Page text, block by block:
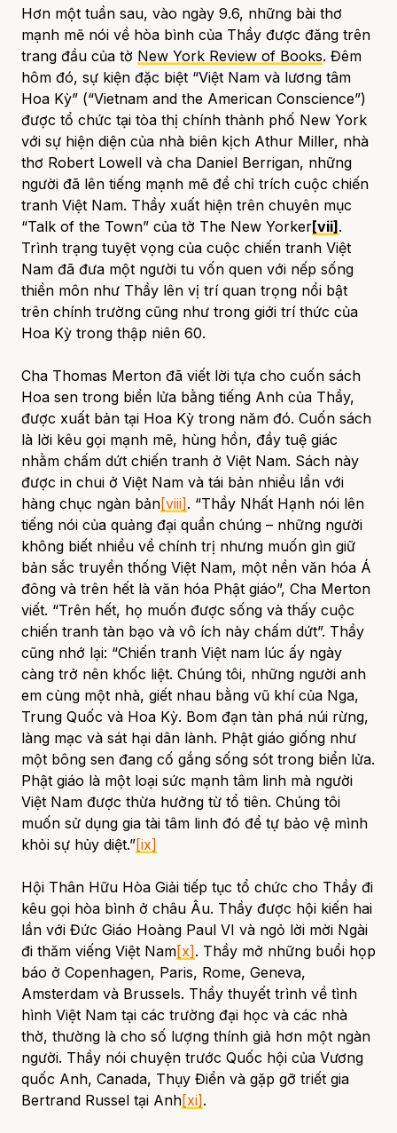
Hơn một tuần sau, vào ngày 9.6, những bài thơ
mạnh mẽ nói về hòa bình của Thầy được đăng trên
trang đầu của tờ New York Review of Books. Đêm
hôm đó, sự kiện đặc biệt “Việt Nam và lương tâm
Hoa Kỳ” (“Vietnam and the American Conscience”)
được tổ chức tại tòa thị chính thành phố New York
với sự hiện diện của nhà biên kịch Athur Miller, nhà
thơ Robert Lowell và cha Daniel Berrigan, những
người đã lên tiếng mạnh mẽ để chỉ trích cuộc chiến
tranh Việt Nam. Thầy xuất hiện trên chuyên mục
“Talk of the Town” của tờ The New Yorker[vii].
Trình trạng tuyệt vọng của cuộc chiến tranh Việt
Nam đã đưa một người tu vốn quen với nếp sống
thiền môn như Thầy lên vị trí quan trọng nổi bật
trên chính trường cũng như trong giới trí thức của
Hoa Kỳ trong thập niên 60.
Cha Thomas Merton đã viết lời tựa cho cuốn sách
Hoa sen trong biển lửa bằng tiếng Anh của Thầy,
được xuất bản tại Hoa Kỳ trong năm đó. Cuốn sách
là lời kêu gọi mạnh mẽ, hùng hồn, đầy tuệ giác
nhằm chấm dứt chiến tranh ở Việt Nam. Sách này
được in chui ở Việt Nam và tái bản nhiều lần với
hàng chục ngàn bản[viii] . “Thầy Nhất Hạnh nói lên
tiếng nói của quảng đại quần chúng – những người
không biết nhiều về chính trị nhưng muốn gìn giữ
bản sắc truyền thống Việt Nam, một nền văn hóa Á
đông và trên hết là văn hóa Phật giáo”, Cha Merton
viết. “Trên hết, họ muốn được sống và thấy cuộc
chiến tranh tàn bạo và vô ích này chấm dứt”. Thầy
cũng nhớ lại: “Chiến tranh Việt nam lúc ấy ngày
càng trở nên khốc liệt. Chúng tôi, những người anh
em cùng một nhà, giết nhau bằng vũ khí của Nga,
Trung Quốc và Hoa Kỳ. Bom đạn tàn phá núi rừng,
làng mạc và sát hại dân lành. Phật giáo giống như
một bông sen đang cố gắng sống sót trong biển lửa.
Phật giáo là một loại sức mạnh tâm linh mà người
Việt Nam được thừa hưởng từ tổ tiên. Chúng tôi
muốn sử dụng gia tài tâm linh đó để tự bảo vệ mình
khỏi sự hủy diệt.”[ix]
Hội Thân Hữu Hòa Giải tiếp tục tổ chức cho Thầy đi
kêu gọi hòa bình ở châu Âu. Thầy được hội kiến hai
lần với Đức Giáo Hoàng Paul VI và ngỏ lời mời Ngài
đi thăm viếng Việt Nam[x] . Thầy mở những buổi họp
báo ở Copenhagen, Paris, Rome, Geneva,
Amsterdam và Brussels. Thầy thuyết trình về tình
hình Việt Nam tại các trường đại học và các nhà
thờ, thường là cho số lượng thính giả hơn một ngàn
người. Thầy nói chuyện trước Quốc hội của Vương
quốc Anh, Canada, Thụy Điển và gặp gỡ triết gia
Bertrand Russel tại Anh[xi] .